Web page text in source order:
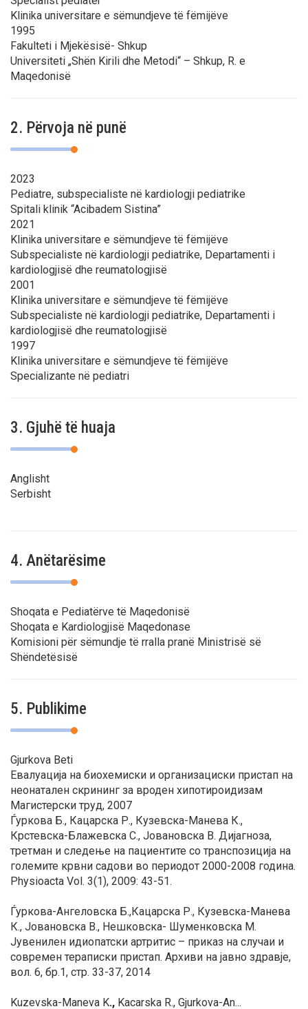
Klinika universitare e sëmundjeve të fëmijëve
1995
Fakulteti i Mjekësisë- Shkup
Universiteti „Shën Kirili dhe Metodi“ – Shkup, R. e
Maqedonisë
2. Përvoja në punë
2023
Pediatre, subspecialiste në kardiologji pediatrike
Spitali klinik “Acibadem Sistina”
2021
Klinika universitare e sëmundjeve të fëmijëve
Subspecialiste në kardiologji pediatrike, Departamenti i
kardiologjisë dhe reumatologjisë
2001
Klinika universitare e sëmundjeve të fëmijëve
Subspecialiste në kardiologji pediatrike, Departamenti i
kardiologjisë dhe reumatologjisë
1997
Klinika universitare e sëmundjeve të fëmijëve
Specializante në pediatri
3. Gjuhë të huaja
Anglisht
Serbisht
4. Anëtarësime
Shoqata e Pediatërve të Maqedonisë
Shoqata e Kardiologjisë Maqedonase
Komisioni për sëmundje të rralla pranë Ministrisë së
Shëndetësisë
5. Publikime
Gjurkova Beti
Евалуација на биохемиски и организациски пристап на
неонатален скрининг за вроден хипотироидизам
Магистерски труд, 2007
Ѓуркова Б., Кацарска Р., Кузевска-Манева К.,
Крстевска-Блажевска С., Јовановска В. Дијагноза,
третман и следење на пациентите со транспозиција на
големите крвни садови во периодот 2000-2008 година.
Physioacta Vol. 3(1), 2009: 43-51.
Ѓуркова-Ангеловска Б.,Кацарска Р., Кузевска-Манева
К., Јовановска В., Нешковска- Шуменковска М.
Јувенилен идиопатски артритис – приказ на случаи и
современ тераписки пристап. Архиви на јавно здравје,
вол. 6, бр.1, стр. 33-37, 2014
Kuzevska-Maneva K., Kacarska R., Gjurkova-An...